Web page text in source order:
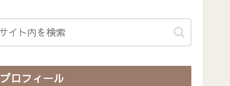
プロフィール